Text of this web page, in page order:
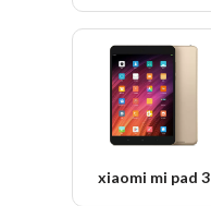
xiaomi mi pad 3